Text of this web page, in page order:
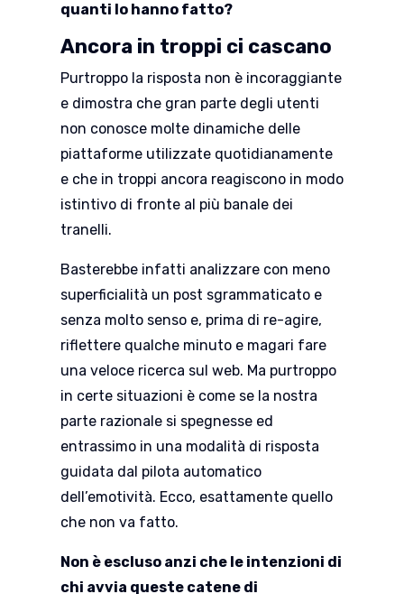
quanti lo hanno fatto?
Ancora in troppi ci cascano
Purtroppo la risposta non è incoraggiante
e dimostra che gran parte degli utenti
non conosce molte dinamiche delle
piattaforme utilizzate quotidianamente
e che in troppi ancora reagiscono in modo
istintivo di fronte al più banale dei
tranelli.
Basterebbe infatti analizzare con meno
superficialità un post sgrammaticato e
senza molto senso e, prima di re-agire,
riflettere qualche minuto e magari fare
una veloce ricerca sul web. Ma purtroppo
in certe situazioni è come se la nostra
parte razionale si spegnesse ed
entrassimo in una modalità di risposta
guidata dal pilota automatico
dell’emotività. Ecco, esattamente quello
che non va fatto.
Non è escluso anzi che le intenzioni di
chi avvia queste catene di